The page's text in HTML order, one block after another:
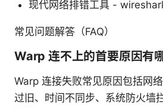
现代网络排错工具 -
常见问题解答（FAQ）
Warp 连不上的首要原因有
Warp 连接失败常见原因包括网
过旧、时间不同步、系统防火墙